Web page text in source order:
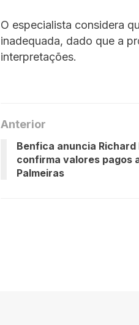
O especialista considera
inadequada, dado que a
interpretações.
Anterior
Benfica anuncia Richard
confirma valores pagos
Palmeiras